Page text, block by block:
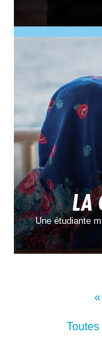
LA
Une étudiante